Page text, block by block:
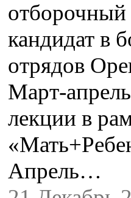
кандидат в
отрядов
Март-
лекции в
Апрель…